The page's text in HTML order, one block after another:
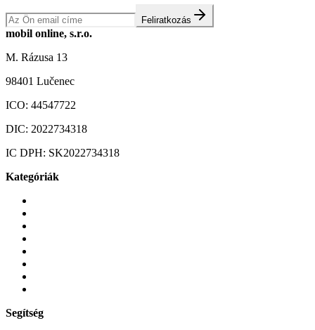
Feliratkozás
mobil online, s.r.o.
M. Rázusa 13
98401 Lučenec
ICO: 44547722
DIC: 2022734318
IC DPH: SK2022734318
Kategóriák
Segítség